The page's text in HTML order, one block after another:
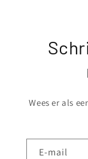
Wees er als
E‑mail